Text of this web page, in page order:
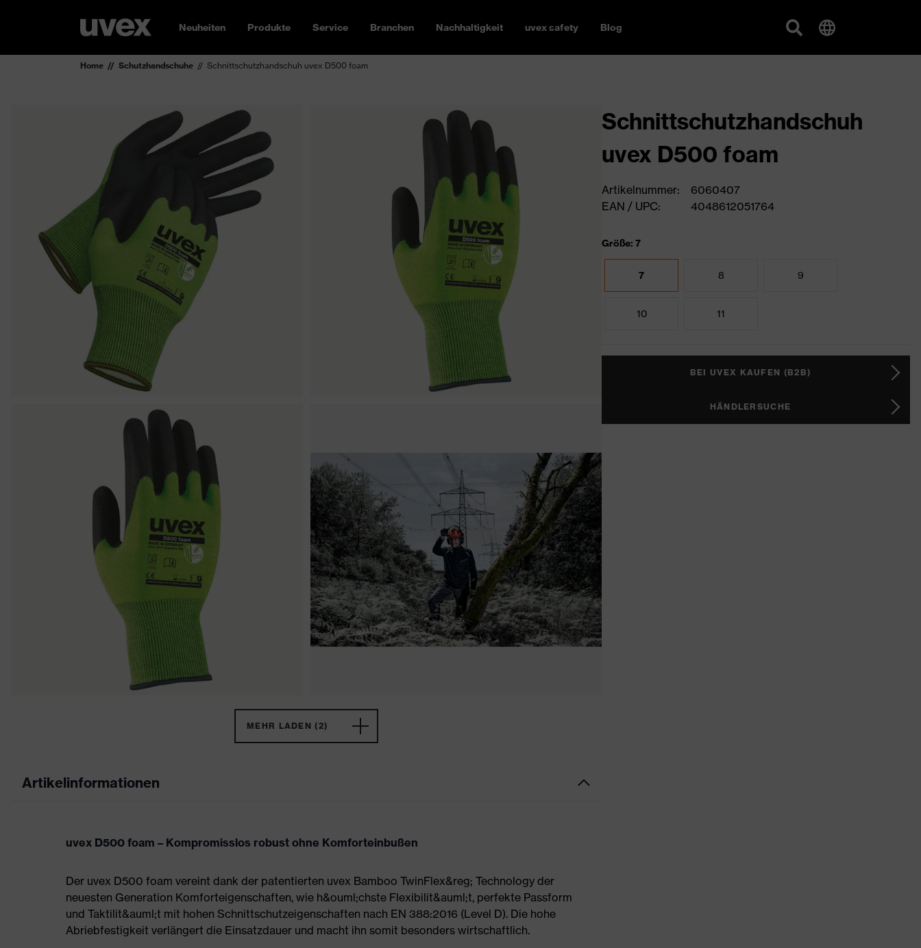
Neuheiten Produkte Service Branchen Nachhaltigkeit uvex safety Blog
Home Schutzhandschuhe Schnittschutzhandschuh uvex D500 foam
MEHR LADEN (2)
Artikelinformationen
uvex D500 foam – Kompromisslos robust ohne Komforteinbußen
Der uvex D500 foam vereint dank der patentierten uvex Bamboo TwinFlex&reg; Technology der
neuesten Generation Komforteigenschaften, wie h&ouml;chste Flexibilit&auml;t, perfekte Passform
und Taktilit&auml;t mit hohen Schnittschutzeigenschaften nach EN 388:2016 (Level D). Die hohe
Abriebfestigkeit verlängert die Einsatzdauer und macht ihn somit besonders wirtschaftlich.
Schnittschutzhandschuh
uvex D500 foam
Artikelnummer:
6060407
EAN / UPC:
4048612051764
Größe: 7
7 8 9
10 11
BEI UVEX KAUFEN (B2B)
HÄNDLERSUCHE